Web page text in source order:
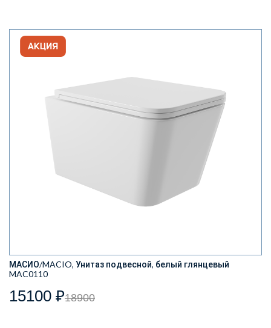
МАСИО/MACIO, Унитаз подвесной, белый глянцевый
MAC0110
15100 ₽18900